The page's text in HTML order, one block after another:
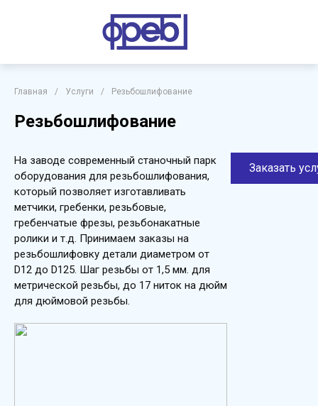
Главная / Услуги / Резьбошлифование
Резьбошлифование
На заводе современный станочный парк
оборудования для резьбошлифования,
который позволяет изготавливать
метчики, гребенки, резьбовые,
гребенчатые фрезы, резьбонакатные
ролики и т.д. Принимаем заказы на
резьбошлифовку детали диаметром от
D12 до D125. Шаг резьбы от 1,5 мм. для
метрической резьбы, до 17 ниток на дюйм
для дюймовой резьбы.
Заказать